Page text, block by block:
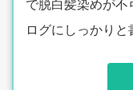
で脱白髪染めが
ログにしっかり